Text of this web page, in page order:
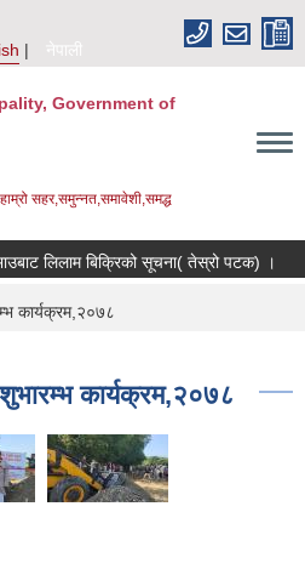
नेपाली
Government of
सहर,समुन्नत,समावेशी,समद्ध
लिलाम बिक्रिको सूचना( तेस्रो पटक) ।
कार्यक्रम,२०७८
कार्यक्रम,२०७८